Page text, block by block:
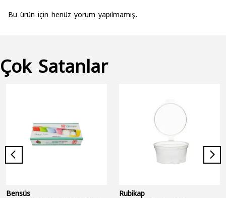
Bu ürün için henüz yorum yapılmamış.
Çok Satanlar
Bensüs Rubikap